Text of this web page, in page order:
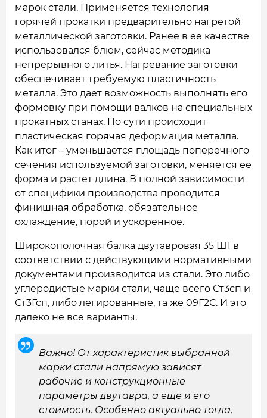
марок стали. Применяется технология
горячей прокатки предварительно нагретой
металлической заготовки. Ранее в ее качестве
использовался блюм, сейчас методика
непрерывного литья. Нагревание заготовки
обеспечивает требуемую пластичность
металла. Это дает возможность выполнять его
формовку при помощи валков на специальных
прокатных станах. По сути происходит
пластическая горячая деформация металла.
Как итог – уменьшается площадь поперечного
сечения используемой заготовки, меняется ее
форма и растет длина. В полной зависимости
от специфики производства проводится
финишная обработка, обязательное
охлаждение, порой и ускоренное.
Широкополочная балка двутавровая 35 Ш1 в
соответствии с действующими нормативными
документами производится из стали. Это либо
углеродистые марки стали, чаще всего Ст3сп и
Ст3Гсп, либо легированные, та же 09Г2С. И это
далеко не все варианты.
Важно! От характеристик выбранной
марки стали напрямую зависят
рабочие и конструкционные
параметры двутавра, а еще и его
стоимость. Особенно актуально тогда,